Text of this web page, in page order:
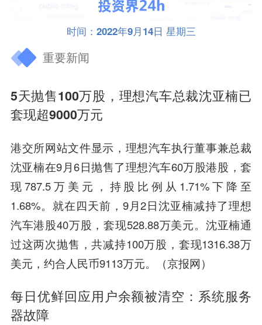
时间：2022年9月14日 星期三
重要新闻
5天抛售100万股，理想汽车总裁沈亚楠已
套现超9000万元
港交所网站文件显示，理想汽车执行董事兼总裁
沈亚楠在9月6日抛售了理想汽车60万股港股，套
现787.5万美元，持股比例从1.71%下降至
1.68%。就在四天前，9月2日沈亚楠减持了理想
汽车港股40万股，套现528.88万美元。沈亚楠通
过这两次抛售，共减持100万股，套现1316.38万
美元，约合人民币9113万元。（京报网）
每日优鲜回应用户余额被清空：系统服务
器故障